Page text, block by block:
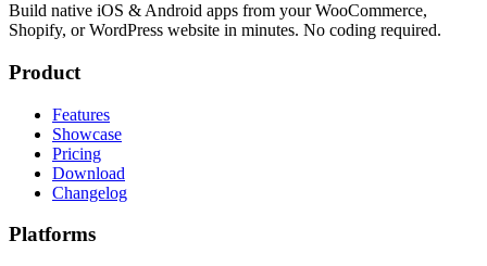
Build native iOS & Android apps from your WooCommerce,
Shopify, or WordPress website in minutes. No coding required.
Product
Features
Showcase
Pricing
Download
Changelog
Platforms